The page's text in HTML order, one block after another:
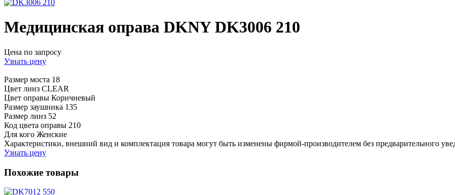
Медицинская оправа DKNY DK3006 210
Цена по запросу
Узнать цену
Размер моста 18
Цвет линз CLEAR
Цвет оправы Коричневый
Размер заушника 135
Размер линз 52
Код цвета оправы 210
Для кого Женские
Характеристики, внешний вид и комплектация товара могут быть изменены фирмой-производителем без предварительного
Узнать цену
Похожие товары